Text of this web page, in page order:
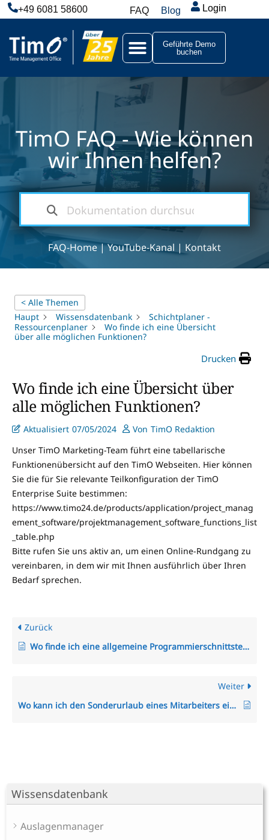
+49 6081 58600 FAQ Blog Login
Geführte Demo
buchen
TimO FAQ - Wie können
wir Ihnen helfen?
FAQ-Home|YouTube-Kanal | Kontakt
Wissensdatenbank
Auslagenmanager
< Alle Themen
Haupt
Wissensdatenbank
Schichtplaner -
Ressourcenplaner
Wo finde ich eine Übersicht
über alle möglichen Funktionen?
Drucken
Wo finde ich eine Übersicht über
alle möglichen Funktionen?
Aktualisiert 07/05/2024 Von TimO Redaktion
Unser TimO Marketing-Team führt eine tabellarische
Funktionenübersicht auf den TimO Webseiten. Hier können
Sie die für Sie relevante Teilkonfiguration der TimO
Enterprise Suite bestimmen:
https://www.timo24.de/products/application/project_manag
ement_software/projektmanagement_software_functions_list
_table.php
Bitte rufen Sie uns aktiv an, um einen Online-Rundgang zu
vereinbaren, in dem wir mit Ihnen ausführlich über Ihren
Bedarf sprechen.
Zurück
Wo finde ich eine allgemeine Programmierschnittstelle (Restful API/Rest-API) zum TimO-System?
Weiter
Wo kann ich den Sonderurlaub eines Mitarbeiters einstellen?